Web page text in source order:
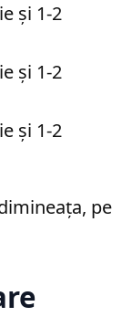
și 1-2
și 1-2
și 1-2
pe